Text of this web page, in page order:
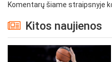
Komentarų šiame straipsnyje
Kitos naujienos